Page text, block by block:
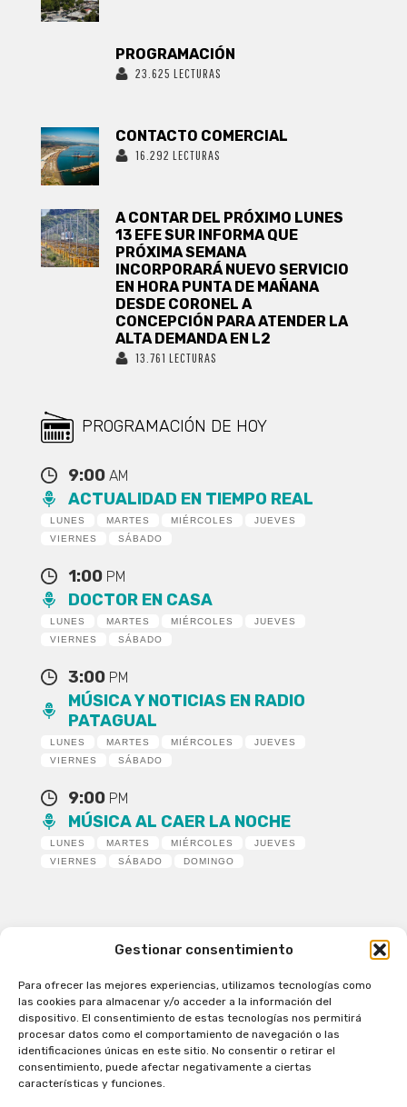
Gestionar consentimiento
Para ofrecer las mejores experiencias, utilizamos tecnologías como
las cookies para almacenar y/o acceder a la información del
dispositivo. El consentimiento de estas tecnologías nos permitirá
procesar datos como el comportamiento de navegación o las
identificaciones únicas en este sitio. No consentir o retirar el
consentimiento, puede afectar negativamente a ciertas
características y funciones.
PROGRAMACIÓN
23.625 LECTURAS
CONTACTO COMERCIAL
16.292 LECTURAS
A CONTAR DEL PRÓXIMO LUNES
13 EFE SUR INFORMA QUE
PRÓXIMA SEMANA
INCORPORARÁ NUEVO SERVICIO
EN HORA PUNTA DE MAÑANA
DESDE CORONEL A
CONCEPCIÓN PARA ATENDER LA
ALTA DEMANDA EN L2
13.761 LECTURAS
PROGRAMACIÓN DE HOY
9:00 AM
ACTUALIDAD EN TIEMPO REAL
LUNES MARTES MIÉRCOLES
JUEVES
VIERNES
SÁBADO
1:00 PM
DOCTOR EN CASA
LUNES MARTES MIÉRCOLES
JUEVES
VIERNES
SÁBADO
3:00 PM
MÚSICA Y NOTICIAS EN RADIO
PATAGUAL
LUNES MARTES MIÉRCOLES
JUEVES
VIERNES
SÁBADO
9:00 PM
MÚSICA AL CAER LA NOCHE
LUNES MARTES MIÉRCOLES
JUEVES
VIERNES
SÁBADO DOMINGO
Patagual Radio Digital 2026 - Todos los derechos
reservados
la Radio de Verdad
Cobertura
Programación
Escríbenos